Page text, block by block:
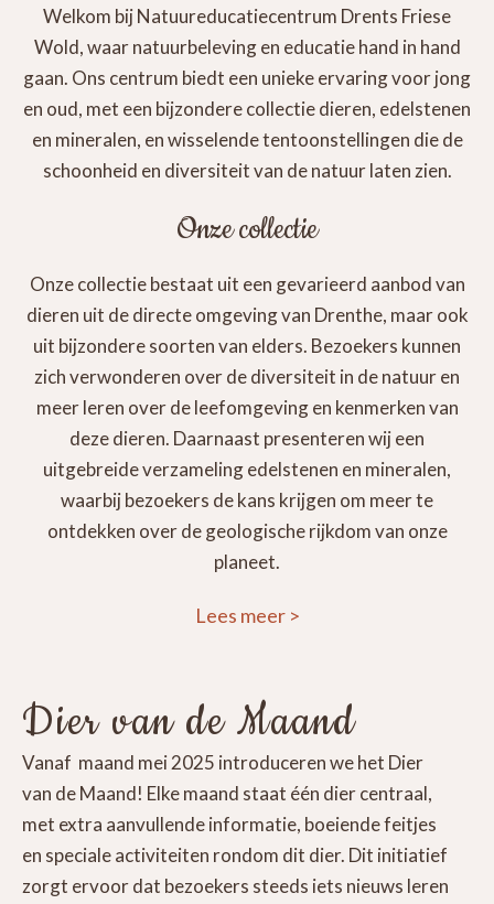
Welkom bij Natuureducatiecentrum Drents Friese
Wold, waar natuurbeleving en educatie hand in hand
gaan. Ons centrum biedt een unieke ervaring voor jong
en oud, met een bijzondere collectie dieren, edelstenen
en mineralen, en wisselende tentoonstellingen die de
schoonheid en diversiteit van de natuur laten zien.
Onze collectie
Onze collectie bestaat uit een gevarieerd aanbod van
dieren uit de directe omgeving van Drenthe, maar ook
uit bijzondere soorten van elders. Bezoekers kunnen
zich verwonderen over de diversiteit in de natuur en
meer leren over de leefomgeving en kenmerken van
deze dieren. Daarnaast presenteren wij een
uitgebreide verzameling edelstenen en mineralen,
waarbij bezoekers de kans krijgen om meer te
ontdekken over de geologische rijkdom van onze
planeet.
Lees meer >
Dier van de Maand
Vanaf maand mei 2025 introduceren we het Dier
van de Maand! Elke maand staat één dier centraal,
met extra aanvullende informatie, boeiende feitjes
en speciale activiteiten rondom dit dier. Dit initiatief
zorgt ervoor dat bezoekers steeds iets nieuws leren